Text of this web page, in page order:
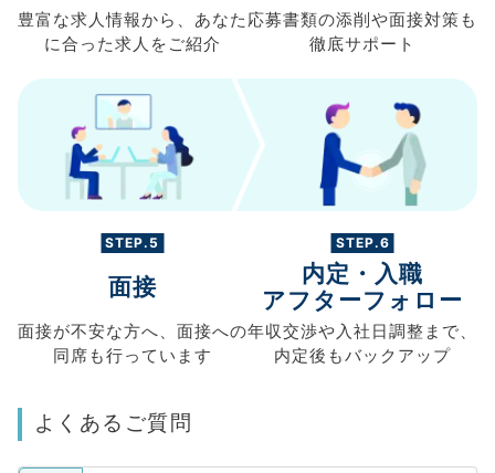
豊富な求人情報から、 あなた
に合った求人を ご紹介
応募書類の添削や面接対策も
徹底サポート
STEP.5
面接
面接が不安な方へ、 面接への
同席も行っています
STEP.6
内定・入職
アフターフォロー
年収交渉や入社日調整まで、
内定後もバックアップ
よくあるご質問